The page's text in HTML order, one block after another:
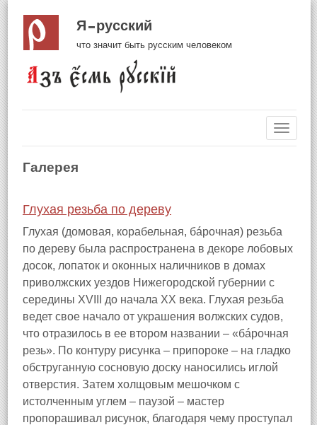
Я русский
что значит быть русским человеком
Галерея
Глухая резьба по дереву
Глухая (домовая, корабельная, бáрочная) резьба
по дереву была распространена в декоре лобовых
досок, лопаток и оконных наличников в домах
приволжских уездов Нижегородской губернии с
середины XVIII до начала XX века. Глухая резьба
ведет свое начало от украшения волжских судов,
что отразилось в ее втором названии – «бáрочная
резь». По контуру рисунка – припороке – на гладко
обструганную сосновую доску наносились иглой
отверстия. Затем холщовым мешочком с
истолченным углем – паузой – мастер
пропорашивал рисунок, благодаря чему проступал